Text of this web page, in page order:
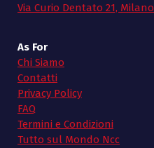
Via Curio Dentato 21, Milano
As For
Chi Siamo
Contatti
Privacy Policy
FAQ
Termini e Condizioni
Tutto sul Mondo Ncc